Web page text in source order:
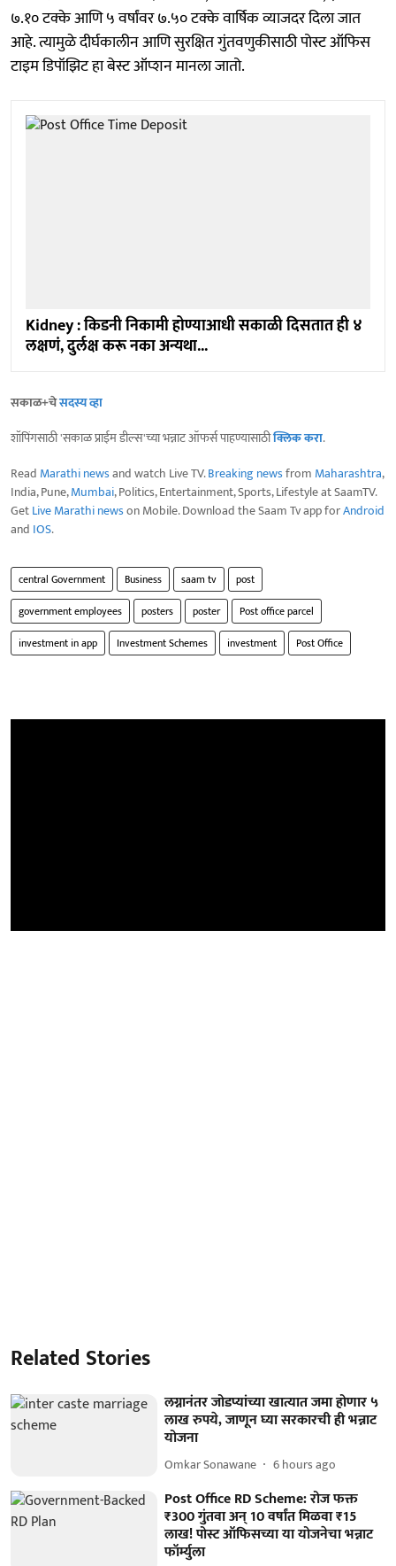
७.१० टक्के आणि ५ वर्षांवर ७.५० टक्के वार्षिक व्याजदर दिला जात
आहे. त्यामुळे दीर्घकालीन आणि सुरक्षित गुंतवणुकीसाठी पोस्ट ऑफिस
टाइम डिपॉझिट हा बेस्ट ऑप्शन मानला जातो.
Kidney : किडनी निकामी होण्याआधी सकाळी दिसतात ही ४
लक्षणं, दुर्लक्ष करू नका अन्यथा...
सकाळ+चेसदस्य व्हा
शॉपिंगसाठी 'सकाळ प्राईम डील्स'च्या भन्नाट ऑफर्स पाहण्यासाठीक्लिक करा.
Read Marathi newsand watch Live TV.Breaking newsfrom Maharashtra,
India, Pune,Mumbai, Politics, Entertainment, Sports, Lifestyle at SaamTV.
GetLive Marathi newson Mobile. Download the Saam Tv app forAndroid
and IOS.
central Government Business saam tv
post
government employees
posters poster
Post office parcel
investment in app
Investment Schemes investment Post Office
Related Stories
लग्नानंतर जोडप्यांच्या खात्यात जमा होणार ५
लाख रुपये, जाणून घ्या सरकारची ही भन्नाट
योजना
Omkar Sonawane 6 hours ago
Post Office RD Scheme: रोज फक्त
₹300 गुंतवा अन् 10 वर्षांत मिळवा ₹15
लाख! पोस्ट ऑफिसच्या या योजनेचा भन्नाट
फॉर्म्युला